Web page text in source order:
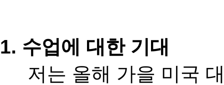
1. 수업에 대한 기대
저는 올해 가을 미국 대